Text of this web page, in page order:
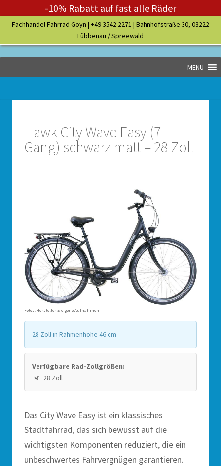
-10% Rabatt auf fast alle Räder
Fachhandel Fahrrad Goyn | +49 3542 2271 | Bahnhofstraße 30, 03222
Lübbenau / Spreewald
MENU
Hawk City Wave Easy (7
Gang) schwarz matt – 28 Zoll
Fotos: Hersteller & eigene Aufnahmen
28 Zoll in Rahmenhöhe 46 cm
Verfügbare Rad-Zollgrößen:
28 Zoll
Das City Wave Easy ist ein klassisches
Stadtfahrrad, das sich bewusst auf die
wichtigsten Komponenten reduziert, die ein
unbeschwertes Fahrvergnügen garantieren.